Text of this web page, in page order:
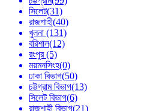
সিলেট(31)
রাজশাহী(40)
খুলনা (131)
বরিশাল(12)
রংপুর(5)
ময়মনসিংহ(0)
ঢাকা বিভাগ(50)
চট্টগ্রাম বিভাগ(13)
সিলেট বিভাগ(6)
রাজশাহী বিভাগ(21)